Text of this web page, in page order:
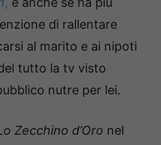
di rallentare
al marito e ai nipoti
tutto la tv visto
nutre per lei.
Zecchino d’Oro nel